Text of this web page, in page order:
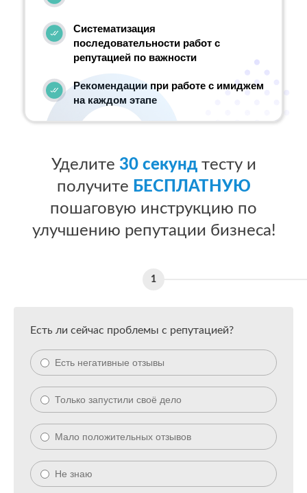
Систематизация
последовательности работ с
репутацией по важности
Рекомендации при работе с имиджем
на каждом этапе
Уделите 30 секундтесту и
получите БЕСПЛАТНУЮ
пошаговую инструкцию по
улучшению репутации бизнеса!
Есть ли сейчас проблемы с репутацией?
Есть негативные отзывы
Только запустили своё дело
Мало положительных отзывов
Не знаю